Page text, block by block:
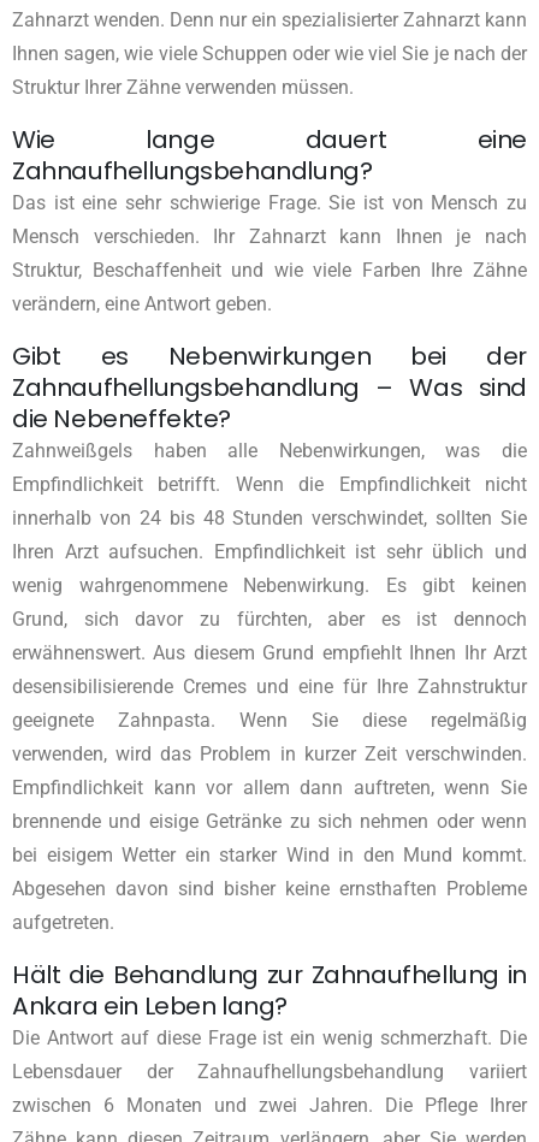
Zahnarzt wenden. Denn nur ein spezialisierter Zahnarzt kann
Ihnen sagen, wie viele Schuppen oder wie viel Sie je nach der
Struktur Ihrer Zähne verwenden müssen.
Wie lange dauert eine
Zahnaufhellungsbehandlung?
Das ist eine sehr schwierige Frage. Sie ist von Mensch zu
Mensch verschieden. Ihr Zahnarzt kann Ihnen je nach
Struktur, Beschaffenheit und wie viele Farben Ihre Zähne
verändern, eine Antwort geben.
Gibt es Nebenwirkungen bei der
Zahnaufhellungsbehandlung – Was sind
die Nebeneffekte?
Zahnweißgels haben alle Nebenwirkungen, was die
Empfindlichkeit betrifft. Wenn die Empfindlichkeit nicht
innerhalb von 24 bis 48 Stunden verschwindet, sollten Sie
Ihren Arzt aufsuchen. Empfindlichkeit ist sehr üblich und
wenig wahrgenommene Nebenwirkung. Es gibt keinen
Grund, sich davor zu fürchten, aber es ist dennoch
erwähnenswert. Aus diesem Grund empfiehlt Ihnen Ihr Arzt
desensibilisierende Cremes und eine für Ihre Zahnstruktur
geeignete Zahnpasta. Wenn Sie diese regelmäßig
verwenden, wird das Problem in kurzer Zeit verschwinden.
Empfindlichkeit kann vor allem dann auftreten, wenn Sie
brennende und eisige Getränke zu sich nehmen oder wenn
bei eisigem Wetter ein starker Wind in den Mund kommt.
Abgesehen davon sind bisher keine ernsthaften Probleme
aufgetreten.
Hält die Behandlung zur Zahnaufhellung in
Ankara ein Leben lang?
Die Antwort auf diese Frage ist ein wenig schmerzhaft. Die
Lebensdauer der Zahnaufhellungsbehandlung variiert
zwischen 6 Monaten und zwei Jahren. Die Pflege Ihrer